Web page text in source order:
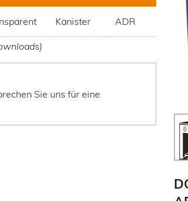
Kanister ADR
Sie uns für eine